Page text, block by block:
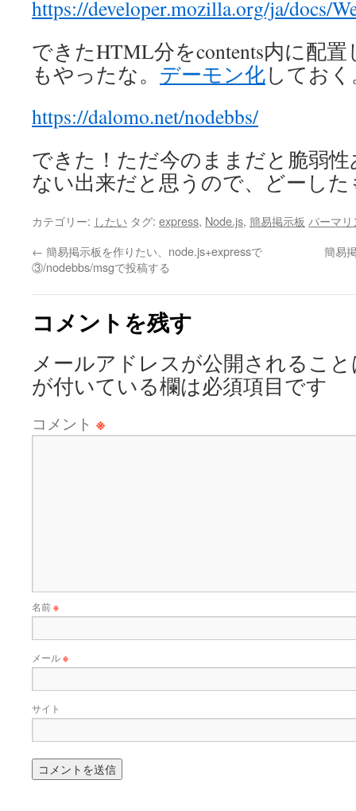
https://developer.mozilla.org/ja/docs/
できたHTML分をcontents内に配
もやったな。 デーモン化してお
https://dalomo.net/nodebbs/
できた！ただ今のままだと脆弱
ない出来だと思うので、どーし
カテゴリー: したい タグ: express, Node.js, 簡易掲示板 パーマ
← 簡易掲示板を作りたい、node.js+expressで
③/nodebbs/msgで投稿する
簡易
コメントを残す
メールアドレスが公開されるこ
が付いている欄は必須項目です
コメント ※
名前※
メール※
サイト